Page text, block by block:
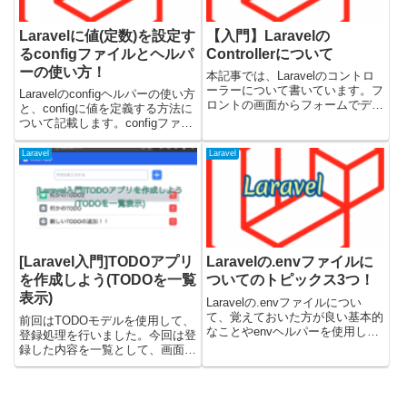
Laravelに値(定数)を設定す
るconfigファイルとヘルパ
ーの使い方！
Laravelのconfigヘルパーの使い方
と、configに値を定義する方法に
ついて記載します。configファイ
ルに値を書いておくと、Webアプ
リケーション内で定義した固定値
をconfigヘルパーから取得できる
ようになります。掲載してい...
【入門】Laravelの
Controllerについて
本記事では、Laravelのコントロ
ーラーについて書いています。フ
ロントの画面からフォームでデー
のリクエストを受け取って、デー
タの保存やリストの取得など、な
んらかの処理を...
Laravel
[Laravel入門]TODOアプリ
を作成しよう(TODOを一覧
表示)
前回はTODOモデルを使用して、
登録処理を行いました。今回は登
録した内容を一覧として、画面に
表示します。前回の記事はこちら
Laravel
Laravelの.envファイルに
ついてのトピックス3つ！
Laravelの.envファイルについ
て、覚えておいた方が良い基本的
なことやenvヘルパーを使用した